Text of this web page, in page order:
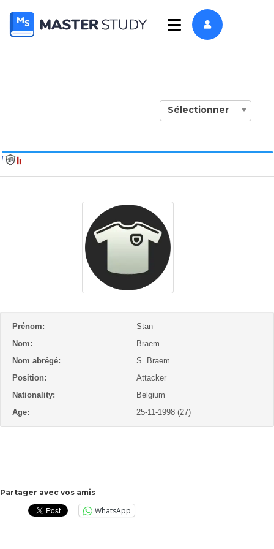
Sélectionner
Prénom:
Stan
Nom:
Braem
Nom abrégé:
S. Braem
Position:
Attacker
Nationality:
Belgium
Age:
25-11-1998 (27)
Partager avec vos amis
WhatsApp